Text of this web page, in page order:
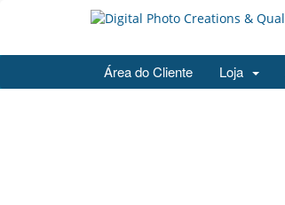
Área do Cliente Loja